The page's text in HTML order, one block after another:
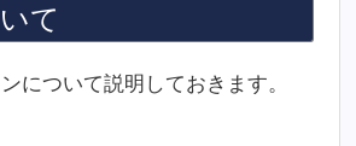
て
について説明しておきます。